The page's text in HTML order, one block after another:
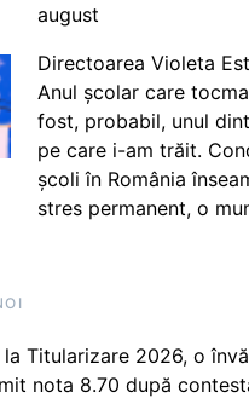
august
Directoarea Violeta
Anul școlar care
fost, probabil, unul
pe care i-am trăit.
școli în România
stres permanent, o
la Titularizare 2026, o
nota 8.70 după